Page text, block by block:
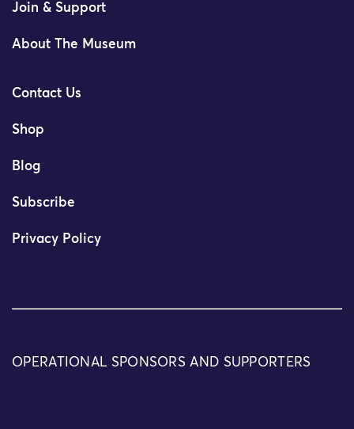
Join & Support
About The Museum
Contact Us
Shop
Blog
Subscribe
Privacy Policy
OPERATIONAL SPONSORS AND SUPPORTERS